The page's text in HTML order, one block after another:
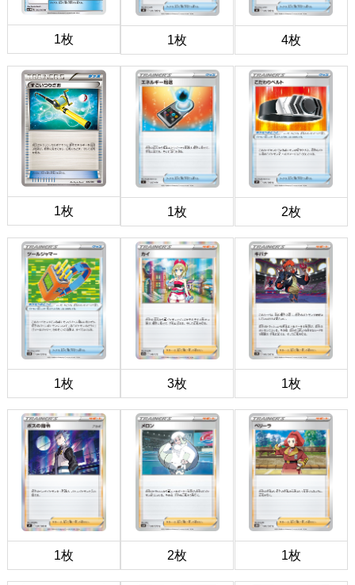
1枚 1枚 4枚
1枚 1枚 2枚
1枚 3枚 1枚
1枚 2枚 1枚